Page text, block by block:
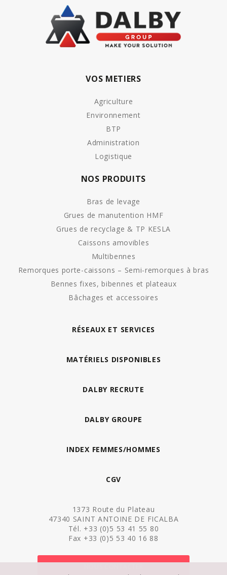
1373 Route du Plateau
47340 SAINT ANTOINE DE FICALBA
Tél. +33 (0)5 53 41 55 80
Fax +33 (0)5 53 40 16 88
VOS METIERS
Agriculture
Environnement
BTP
Administration
Logistique
NOS PRODUITS
Bras de levage
Grues de manutention HMF
Grues de recyclage & TP KESLA
Caissons amovibles
Multibennes
Remorques porte-caissons – Semi-remorques à bras
Bennes fixes, bibennes et plateaux
Bâchages et accessoires
RÉSEAUX ET SERVICES
MATÉRIELS DISPONIBLES
DALBY RECRUTE
DALBY GROUPE
INDEX FEMMES/HOMMES
CGV